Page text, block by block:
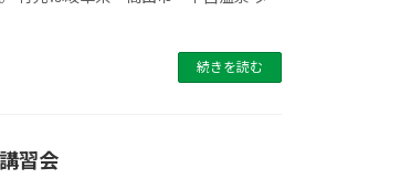
続きを読む
習会